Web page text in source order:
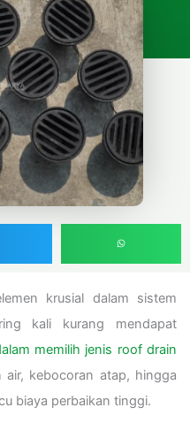
krusial dalam sistem
kali kurang mendapat
memilih jenis roof drain
kebocoran atap, hingga
biaya perbaikan tinggi.